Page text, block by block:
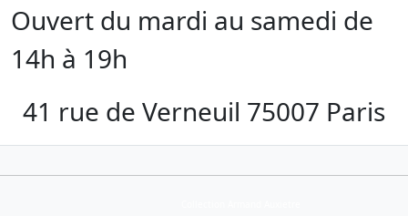
Ouvert du mardi au samedi de
14h à 19h
41 rue de Verneuil 75007 Paris